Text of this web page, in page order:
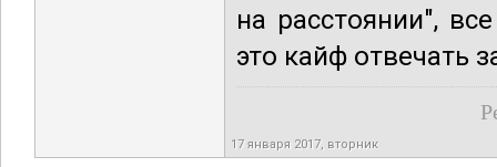
на расстоянии",
это кайф отвечать
17 января 2017, вторник